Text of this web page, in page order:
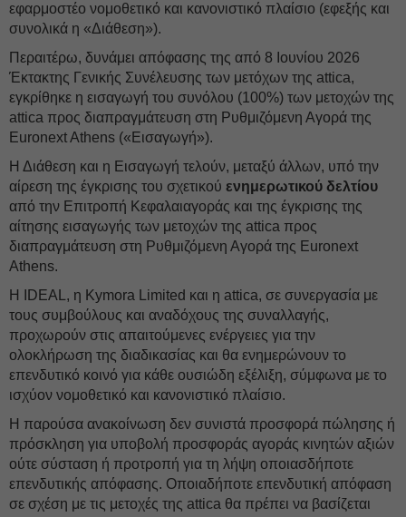
εφαρμοστέο νομοθετικό και κανονιστικό πλαίσιο (εφεξής και
συνολικά η «Διάθεση»).
Περαιτέρω, δυνάμει απόφασης της από 8 Ιουνίου 2026
Έκτακτης Γενικής Συνέλευσης των μετόχων της attica,
εγκρίθηκε η εισαγωγή του συνόλου (100%) των μετοχών της
attica προς διαπραγμάτευση στη Ρυθμιζόμενη Αγορά της
Euronext Athens («Εισαγωγή»).
Η Διάθεση και η Εισαγωγή τελούν, μεταξύ άλλων, υπό την
αίρεση της έγκρισης του σχετικού ενημερωτικού δελτίου
από την Επιτροπή Κεφαλαιαγοράς και της έγκρισης της
αίτησης εισαγωγής των μετοχών της attica προς
διαπραγμάτευση στη Ρυθμιζόμενη Αγορά της Euronext
Athens.
Η IDEAL, η Kymora Limited και η attica, σε συνεργασία με
τους συμβούλους και αναδόχους της συναλλαγής,
προχωρούν στις απαιτούμενες ενέργειες για την
ολοκλήρωση της διαδικασίας και θα ενημερώνουν το
επενδυτικό κοινό για κάθε ουσιώδη εξέλιξη, σύμφωνα με το
ισχύον νομοθετικό και κανονιστικό πλαίσιο.
Η παρούσα ανακοίνωση δεν συνιστά προσφορά πώλησης ή
πρόσκληση για υποβολή προσφοράς αγοράς κινητών αξιών
ούτε σύσταση ή προτροπή για τη λήψη οποιασδήποτε
επενδυτικής απόφασης. Οποιαδήποτε επενδυτική απόφαση
σε σχέση με τις μετοχές της attica θα πρέπει να βασίζεται